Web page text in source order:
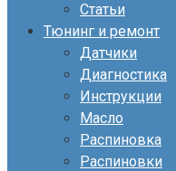
Статьи
Тюнинг и ремонт
Датчики
Диагностика
Инструкции
Масло
Распиновка
Распиновки